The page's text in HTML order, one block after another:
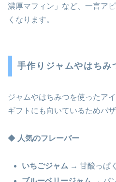
濃厚マフィン」など、一言ア
くなります。
手作りジャムやはちみ
ジャムやはちみつを使ったア
ギフトにも向いているためバ
◆ 人気のフレーバー
いちごジャム → 甘酸っぱ